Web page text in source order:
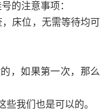
的注意事项：
床位，无需等待均可
，如果第一次，那么
些我们也是可以的。